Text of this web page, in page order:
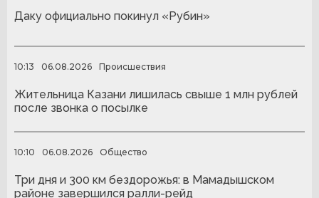
Даку официально покинул «Рубин»
10:13 06.08.2026 Происшествия
Жительница Казани лишилась свыше 1 млн рублей
после звонка о посылке
10:10 06.08.2026 Общество
Три дня и 300 км бездорожья: в Мамадышском
районе завершился ралли-рейд